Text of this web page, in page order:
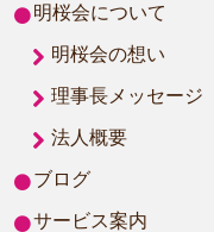
明桜会について
明桜会の想い
理事長メッセージ
法人概要
ブログ
サービス案内